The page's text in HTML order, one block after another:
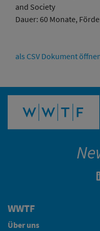
and Society
Dauer: 60 Monate,
als CSV Dokument
WWTF
Über uns